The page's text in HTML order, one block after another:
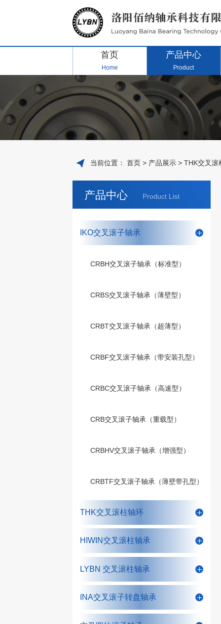
首页
Home
产品中心
Product
当前位置： 首页> 产品展示> THK交叉滚
产品中心 Product List
IKO交叉滚子轴承
CRBH交叉滚子轴承（标准型）
CRBS交叉滚子轴承（薄壁型）
CRBT交叉滚子轴承（超薄型）
CRBF交叉滚子轴承（带安装孔型）
CRBC交叉滚子轴承（高速型）
CRB交叉滚子轴承（重载型）
CRBHV交叉滚子轴承（增强型）
CRBTF交叉滚子轴承（薄壁带孔型）
THK交叉滚柱轴环
HIWIN交叉滚柱轴承
LYBN 交叉滚柱轴承
INA交叉滚子转盘轴承